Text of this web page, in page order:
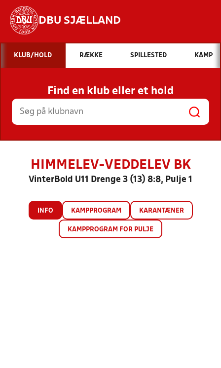
DBU SJÆLLAND
Hvad vil du søge efter?
INDHOLD OG NYHEDER
STILLINGER, RESULTATER, KLUBBER OG
HOLD
KLUB/HOLD RÆKKE SPILLESTED KAMP
Find en klub eller et hold
HIMMELEV-VEDDELEV BK
VinterBold U11 Drenge 3 (13) 8:8, Pulje 1
INFO KAMPPROGRAM KARANTÆNER
KAMPPROGRAM FOR PULJE